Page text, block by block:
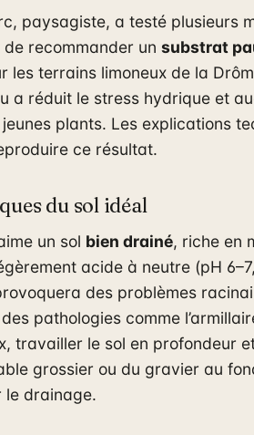
paysagiste, a testé plusieurs
recommander un substrat
les terrains limoneux de la
a réduit le stress hydrique et
plants. Les explications
ce résultat.
du sol idéal
un sol bien drainé, riche en
acide à neutre (pH
des problèmes
pathologies comme
travailler le sol en profondeur
grossier ou du gravier au
le drainage.